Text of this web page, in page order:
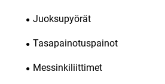
Juoksupyörät
Tasapainotuspainot
Messinkiliittimet